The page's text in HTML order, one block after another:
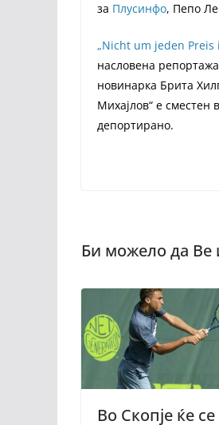
за Плусинфо, Пепо
„Nicht um jeden Preis
насловена
новинарка Брита
Михајлов“ е сместен
депортирано.
Во Скопје ќе се